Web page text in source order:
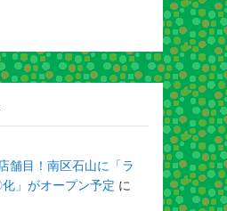
舗目！南区石山に「ラ
」がオープン予定 に